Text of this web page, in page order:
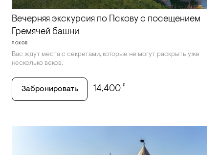
Вечерняя экскурсия по Пскову с посещением
Гремячей башни
ПСКОВ
Вас ждут места с секретами, которые не могут раскрыть уже
несколько веков.
Забронировать 14,400 ₽